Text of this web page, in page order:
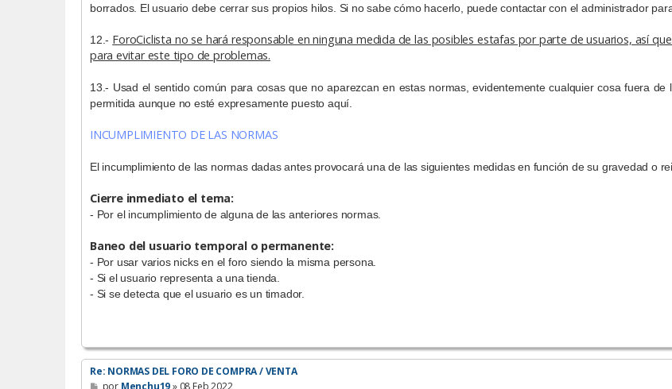
borrados. El usuario debe cerrar sus propios hilos. Si no sabe cómo hacerlo, puede contactar con el administrador
12.- ForoCiclista no se hará responsable en ninguna medida de las posibles estafas por parte de usuarios, así
para evitar este tipo de problemas.
13.- Usad el sentido común para cosas que no aparezcan en estas normas, evidentemente cualquier cosa fuera de
permitida aunque no esté expresamente puesto aquí.
INCUMPLIMIENTO DE LAS NORMAS
El incumplimiento de las normas dadas antes provocará una de las siguientes medidas en función de su gravedad o
Cierre inmediato el tema:
- Por el incumplimiento de alguna de las anteriores normas.
Baneo del usuario temporal o permanente:
- Por usar varios nicks en el foro siendo la misma persona.
- Si el usuario representa a una tienda.
- Si se detecta que el usuario es un timador.
Re: NORMAS DEL FORO DE COMPRA / VENTA
M
por Menchu19» 08 Feb 2022